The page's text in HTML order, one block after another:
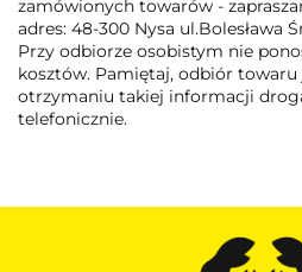
zamówionych towarów -
adres: 48-300 Nysa ul.Bolesława
Przy odbiorze osobistym nie
kosztów. Pamiętaj, odbiór
otrzymaniu takiej informacji
telefonicznie.